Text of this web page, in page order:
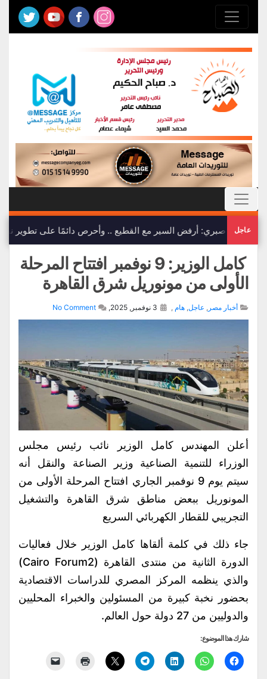
عاجل
ياسمين صبري: أرفض السير مع القطيع .. وأحرص دائمًا على تطوير
كامل الوزير: 9 نوفمبر افتتاح المرحلة
الأولى من مونوريل شرق القاهرة
أخبار مصر , عاجل, هام ,
No Comment
أعلن المهندس كامل الوزير نائب رئيس مجلس
الوزراء للتنمية الصناعية وزير الصناعة والنقل أنه
سيتم يوم 9 نوفمبر الجاري افتتاح المرحلة الأولى من
المونوريل ببعض مناطق شرق القاهرة والتشغيل
التجريبي للقطار الكهربائي السريع
جاء ذلك في كلمة ألقاها كامل الوزير خلال فعاليات
الدورة الثانية من منتدى القاهرة (Cairo Forum2)
والذي ينظمه المركز المصري للدراسات الاقتصادية
بحضور نخبة كبيرة من المسئولين والخبراء المحليين
والدوليين من 27 دولة حول العالم.
شارك هذا الموضوع: